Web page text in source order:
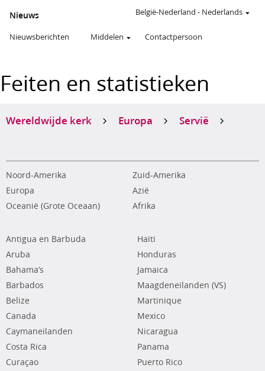
Nieuws
Nieuwsberichten Middelen Contactpersoon
België-Nederland - Nederlands
Feiten en statistieken
Wereldwijde kerk Europa Servië
Noord-Amerika
Zuid-Amerika
Europa
Azië
Oceanië (Grote Oceaan)
Afrika
Antigua en Barbuda
Aruba
Bahama’s
Barbados
Belize
Canada
Caymaneilanden
Costa Rica
Curaçao
Haïti
Honduras
Jamaica
Maagdeneilanden (VS)
Martinique
Mexico
Nicaragua
Panama
Puerto Rico